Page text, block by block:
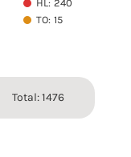
HL: 240
TO: 15
Total: 1476